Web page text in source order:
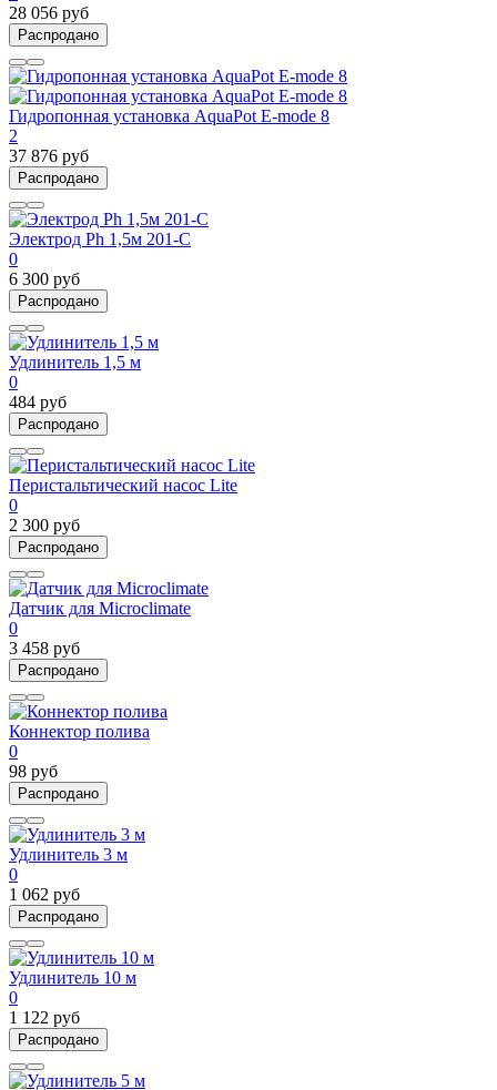
28 056 руб
Распродано
Гидропонная установка AquaPot E-mode 8
2
37 876 руб
Распродано
Электрод Ph 1,5м 201-С
0
6 300 руб
Распродано
Удлинитель 1,5 м
0
484 руб
Распродано
Перистальтический насос Lite
0
2 300 руб
Распродано
Датчик для Microclimate
0
3 458 руб
Распродано
Коннектор полива
0
98 руб
Распродано
Удлинитель 3 м
0
1 062 руб
Распродано
Удлинитель 10 м
0
1 122 руб
Распродано